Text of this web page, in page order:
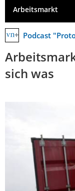
Arbeitsmarkt
Podcast
sich was